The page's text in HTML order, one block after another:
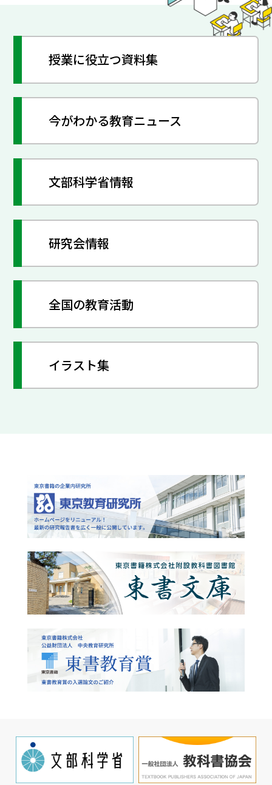
授業に役立つ資料集
今がわかる教育ニュース
文部科学省情報
研究会情報
全国の教育活動
イラスト集